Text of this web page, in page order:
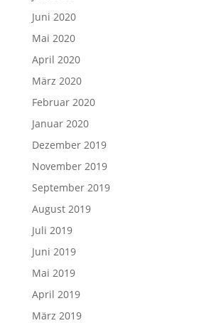
Juni 2020
Mai 2020
April 2020
März 2020
Februar 2020
Januar 2020
Dezember 2019
November 2019
September 2019
August 2019
Juli 2019
Juni 2019
Mai 2019
April 2019
März 2019